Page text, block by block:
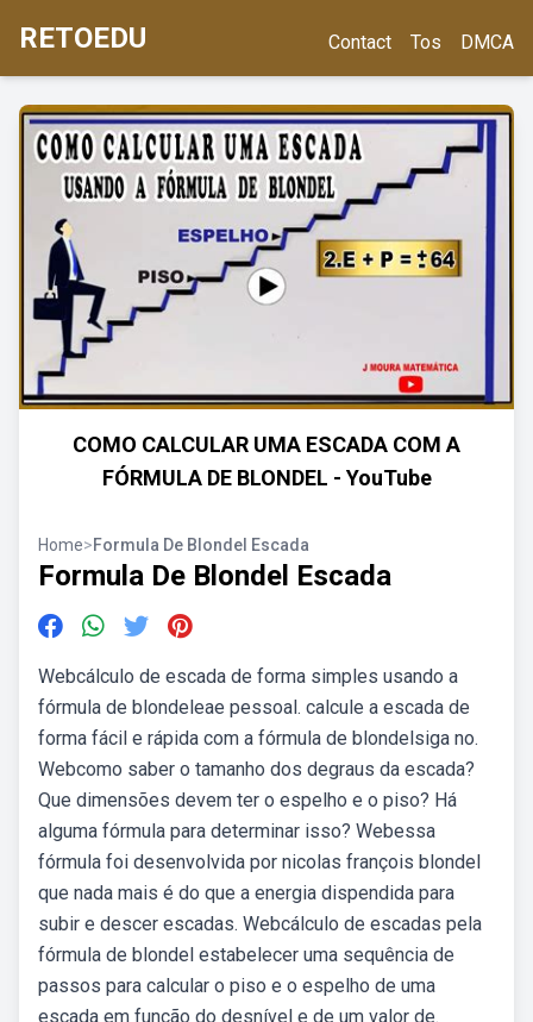
RETOEDU Contact Tos DMCA
COMO CALCULAR UMA ESCADA COM A
FÓRMULA DE BLONDEL - YouTube
Home>Formula De Blondel Escada
Formula De Blondel Escada
Webcálculo de escada de forma simples usando a
fórmula de blondeleae pessoal. calcule a escada de
forma fácil e rápida com a fórmula de blondelsiga no.
Webcomo saber o tamanho dos degraus da escada?
Que dimensões devem ter o espelho e o piso? Há
alguma fórmula para determinar isso? Webessa
fórmula foi desenvolvida por nicolas françois blondel
que nada mais é do que a energia dispendida para
subir e descer escadas. Webcálculo de escadas pela
fórmula de blondel estabelecer uma sequência de
passos para calcular o piso e o espelho de uma
escada em função do desnível e de um valor de.